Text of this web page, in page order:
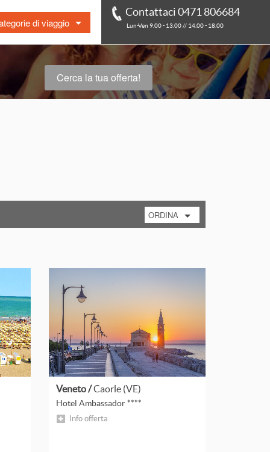
di viaggio
in pullman
Contattaci 0471 806684
Lun-Ven 9.00 - 13.00 // 14.00 - 18.00
Cerca la tua offerta!
ORDINA
Veneto /Caorle (VE)
Hotel Ambassador ****
Info offerta